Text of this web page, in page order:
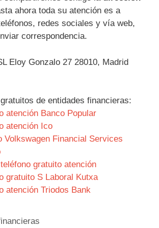
ahora toda su atención es a
redes sociales y vía web,
correspondencia.
Eloy Gonzalo 27 28010, Madrid
de entidades financieras:
atención Banco Popular
atención Ico
Volkswagen Financial Services
gratuito atención
gratuito S Laboral Kutxa
atención Triodos Bank